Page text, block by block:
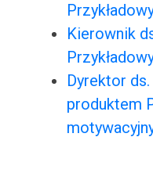
Kierownik
Dyrektor
produktem